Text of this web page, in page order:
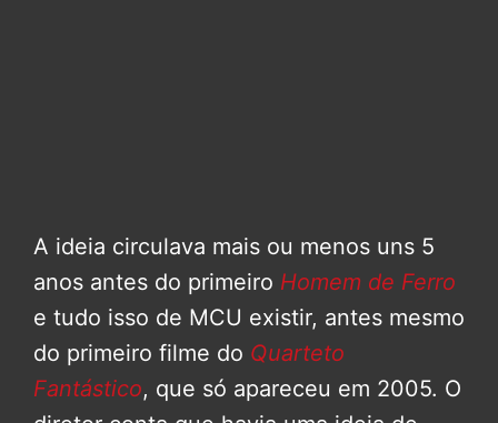
A ideia circulava mais ou menos uns 5
anos antes do primeiro Homem de Ferro
e tudo isso de MCU existir, antes mesmo
do primeiro filme do Quarteto
Fantástico, que só apareceu em 2005. O